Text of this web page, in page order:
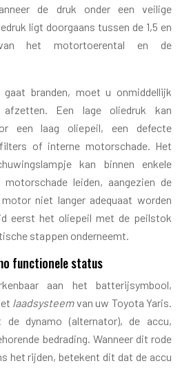
de druk onder een veilige
ligt doorgaans tussen de 1,5 en
het motortoerental en de
branden, moet u onmiddellijk
Een lage oliedruk kan
een laag oliepeil, een defecte
of interne motorschade. Het
kan binnen enkele
leiden, aangezien de
niet langer adequaat worden
eerst het oliepeil met de peilstok
stappen onderneemt.
functionele status
aan het batterijsymbool,
laadsysteemvan uw Toyota Yaris.
dynamo (alternator), de accu,
bedrading. Wanneer dit rode
het rijden, betekent dit dat de accu